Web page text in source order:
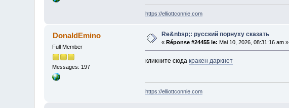
https://elliottconnie.com
DonaldEmino
Full Member
Messages: 197
Re&nbsp;: русский порнуху сказать
«Réponse #24455 le: Mai 10, 2026, 08:31:16 am »
кликните сюда кракен даркнет
https://elliottconnie.com